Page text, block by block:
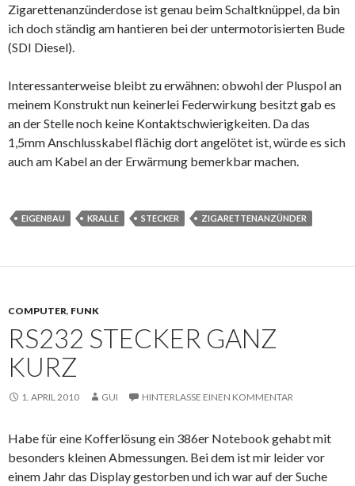
Zigarettenanzünderdose ist genau beim Schaltknüppel, da bin
ich doch ständig am hantieren bei der untermotorisierten Bude
(SDI Diesel).
Interessanterweise bleibt zu erwähnen: obwohl der Pluspol an
meinem Konstrukt nun keinerlei Federwirkung besitzt gab es
an der Stelle noch keine Kontaktschwierigkeiten. Da das
1,5mm Anschlusskabel flächig dort angelötet ist, würde es sich
auch am Kabel an der Erwärmung bemerkbar machen.
EIGENBAU KRALLE STECKER ZIGARETTENANZÜNDER
COMPUTER, FUNK
RS232 STECKER GANZ
KURZ
1. APRIL 2010 GUI HINTERLASSE EINEN KOMMENTAR
Habe für eine Kofferlösung ein 386er Notebook gehabt mit
besonders kleinen Abmessungen. Bei dem ist mir leider vor
einem Jahr das Display gestorben und ich war auf der Suche